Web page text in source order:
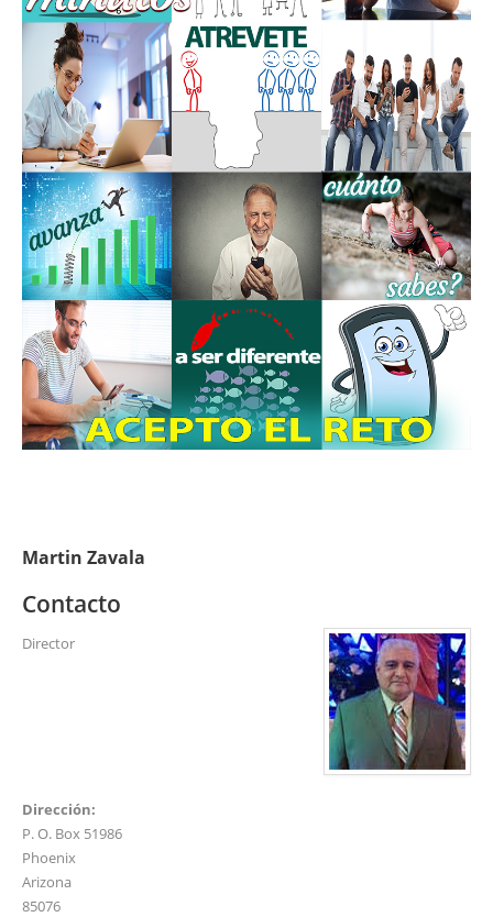
Martin Zavala
Contacto
Director
Dirección:
P. O. Box 51986
Phoenix
Arizona
85076